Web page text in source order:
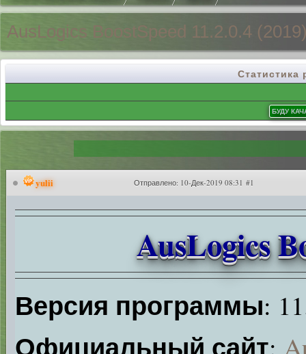
AusLogics BoostSpeed 11.2.0.4
Статистика
yulii Отправлено: 10-Дек-2019 08:31 #1
AusLogics
Версия программы:
: